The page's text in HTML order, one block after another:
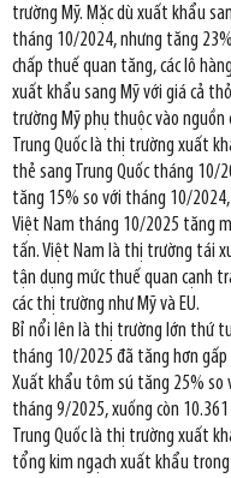
trường Mỹ. Mặc dù xuất khẩu
tháng 10/2024, nhưng tăng
chấp thuế quan tăng, các lô
xuất khẩu sang Mỹ với giá cả
trường Mỹ phụ thuộc vào nguồn
Trung Quốc là thị trường xuất
thẻ sang Trung Quốc tháng
tăng 15% so với tháng 10/
Việt Nam tháng 10/2025 tăng
tấn. Việt Nam là thị trường tái
tận dụng mức thuế quan cạnh
các thị trường như Mỹ và EU.
Bỉ nổi lên là thị trường lớn thứ
tháng 10/2025 đã tăng hơn
Xuất khẩu tôm sú tăng 25% so
tháng 9/2025, xuống còn
Trung Quốc là thị trường xuất
tổng kim ngạch xuất khẩu